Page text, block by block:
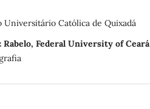
Universitário Católica de Quixadá
Rabelo, Federal University of Ceará